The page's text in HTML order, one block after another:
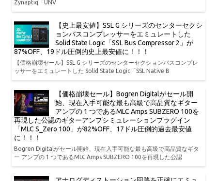
Zynaptiq「UNV
【史上最安値】SSL G シリーズのセンターセクシ
ョンバスコンプレッサーをエミュレートした
Solid State Logic「SSL Bus Compressor 2」が
87%OFF、19ドル圧倒的史上最安値に！！！
【価格崩壊セール】SSL G シリーズのセンターセクションバスコンプレ
ッサーをエミュレートした Solid State Logic「SSL Native B
【価格崩壊セール】Bogren Digitalがセール開
始、現在入手可能な最も高級で高品質なギター
アンプの 1 つであるMLC Amps SUBZERO 100を
再現した公認のギターアンプシミュレーションプラグイン
「MLC S_Zero 100」が82%OFF、17ドル圧倒的過去最安値
に！！！
Bogren Digitalがセール開始、現在入手可能な最も高級で高品質なギタ
ー アンプの 1 つであるMLC Amps SUBZERO 100を再現した公認